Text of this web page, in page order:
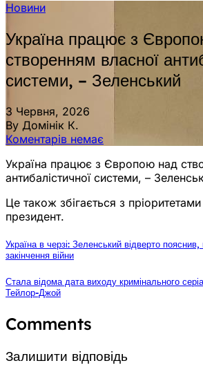
Новини
Україна працює з
створенням власної
системи, – Зеленський
3 Червня, 2026
By Домінік К.
Коментарів немає
Україна працює з Європою над
антибалістичної системи, –
Це також збігається з
президент.
Україна в черзі: Зеленський відверто
закінчення війни
Стала відома дата виходу кримінального
Тейлор-Джой
Comments
Залишити відповідь